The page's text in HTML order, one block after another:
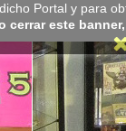
Portal y para
cerrar este